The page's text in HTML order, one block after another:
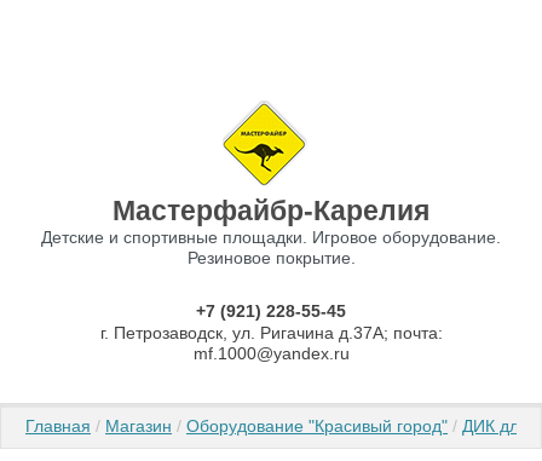
Мастерфайбр-Карелия
Детские и спортивные площадки. Игровое оборудование.
Резиновое покрытие.
+7 (921) 228-55-45
г. Петрозаводск, ул. Ригачина д.37А; почта:
mf.1000@yandex.ru
Главная / Магазин / Оборудование "Красивый город" / ДИК для